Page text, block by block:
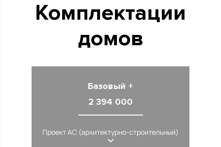
Комплектации
домов
Базовый +
2 394 000
Проект АС (архитектурно-строительный)